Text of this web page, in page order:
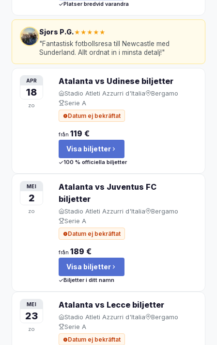
Platser bredvid varandra
Sjors P.G.★★★★★
"Fantastisk fotbollsresa till Newcastle med
Sunderland. Allt ordnat in i minsta detalj!"
APR
18
zo
Atalanta vs Udinese biljetter
Stadio Atleti Azzurri d'Italia
Bergamo
Serie A
Datum ej bekräftat
från 119 €
Visa biljetter
100 % officiella biljetter
MEI
2
zo
Atalanta vs Juventus FC
biljetter
Stadio Atleti Azzurri d'Italia
Bergamo
Serie A
Datum ej bekräftat
från 189 €
Visa biljetter
Biljetter i ditt namn
MEI
23
zo
Atalanta vs Lecce biljetter
Stadio Atleti Azzurri d'Italia
Bergamo
Serie A
Datum ej bekräftat